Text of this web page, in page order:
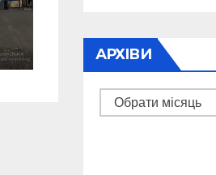
АРХІВИ
Архіви